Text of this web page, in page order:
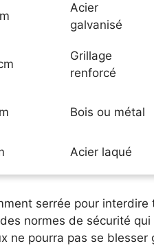
Acier
galvanisé
Grillage
renforcé
Bois ou métal
Acier laqué
serrée pour
normes de sécurité
ne pourra pas se blesser